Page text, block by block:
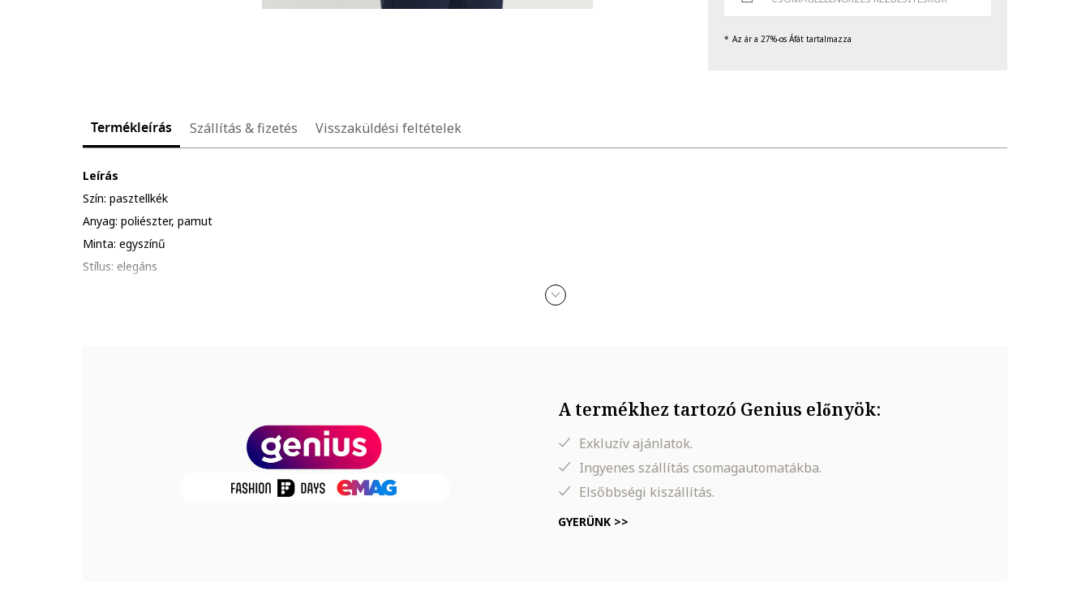
Az ár a 27%-os Áfát tartalmazza
Termékleírás Szállítás & fizetés Visszaküldési feltételek
Leírás
Szín: pasztellkék
Anyag: poliészter, pamut
Minta: egyszínű
Stílus: elegáns
A termékhez tartozó Genius előnyök:
Exkluzív ajánlatok.
Ingyenes szállítás csomagautomatákba.
Elsőbbségi kiszállítás.
GYERÜNK >>